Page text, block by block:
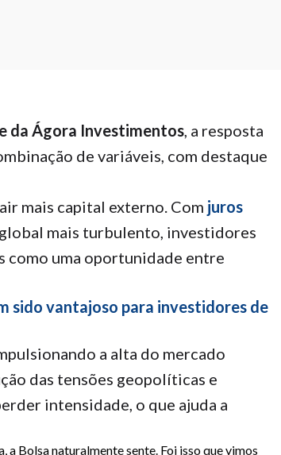
da Ágora Investimentos, a resposta
de variáveis, com destaque
mais capital externo. Com juros
mais turbulento, investidores
como uma oportunidade entre
sido vantajoso para investidores de
a alta do mercado
das tensões geopolíticas e
intensidade, o que ajuda a
a Bolsa naturalmente sente. Foi isso que vimos